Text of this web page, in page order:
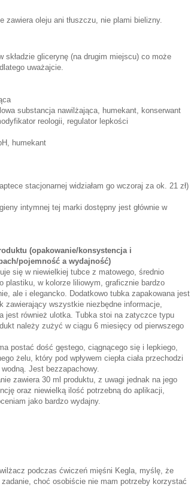
oleju ani tłuszczu, nie plami bielizny.
składzie glicerynę (na drugim miejscu) co może
uważajcie.
substancja nawilżająca, humekant, konserwant
reologii, regulator lepkości
humekant
stacjonarnej widziałam go wczoraj za ok. 21 zł)
intymnej tej marki dostępny jest głównie w
(opakowanie/konsystencja i
pojemność a wydajność)
się w niewielkiej tubce z matowego, średnio
plastiku, w kolorze liliowym, graficznie bardzo
ale i elegancko. Dodatkowo tubka zapakowana jest
zawierający wszystkie niezbędne informacje,
jest również ulotka. Tubka stoi na zatyczce typu
należy zużyć w ciągu 6 miesięcy od pierwszego
postać dość gęstego, ciągnącego się i lepkiego,
żelu, który pod wpływem ciepła ciała przechodzi
Jest bezzapachowy.
zawiera 30 ml produktu, z uwagi jednak na jego
oraz niewielką ilość potrzebną do aplikacji,
jako bardzo wydajny.
podczas ćwiczeń mięśni Kegla, myślę, że
choć osobiście nie mam potrzeby korzystać